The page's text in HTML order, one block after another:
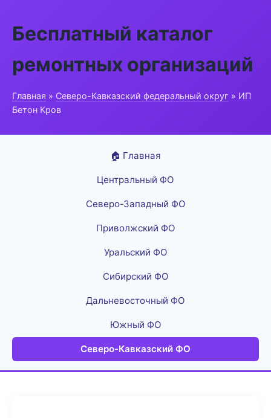
Бесплатный каталог
ремонтных организаций
Главная » Северо-Кавказский федеральный округ » ИП
Бетон Кров
🏠 Главная
Центральный ФО
Северо-Западный ФО
Приволжский ФО
Уральский ФО
Сибирский ФО
Дальневосточный ФО
Южный ФО
Северо-Кавказский ФО